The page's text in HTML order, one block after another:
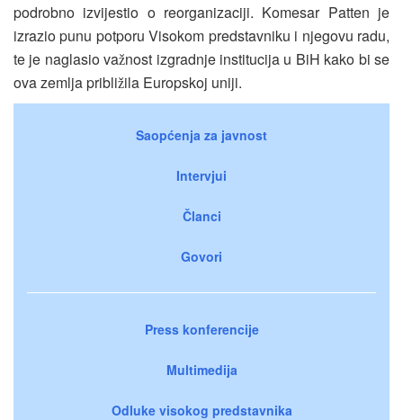
podrobno izvijestio o reorganizaciji. Komesar Patten je
izrazio punu potporu Visokom predstavniku i njegovu radu,
te je naglasio važnost izgradnje institucija u BiH kako bi se
ova zemlja približila Europskoj uniji.
Saopćenja za javnost
Intervjui
Članci
Govori
Press konferencije
Multimedija
Odluke visokog predstavnika